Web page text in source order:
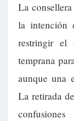
La
la intención
restringir el
temprana
aunque una
La retirada